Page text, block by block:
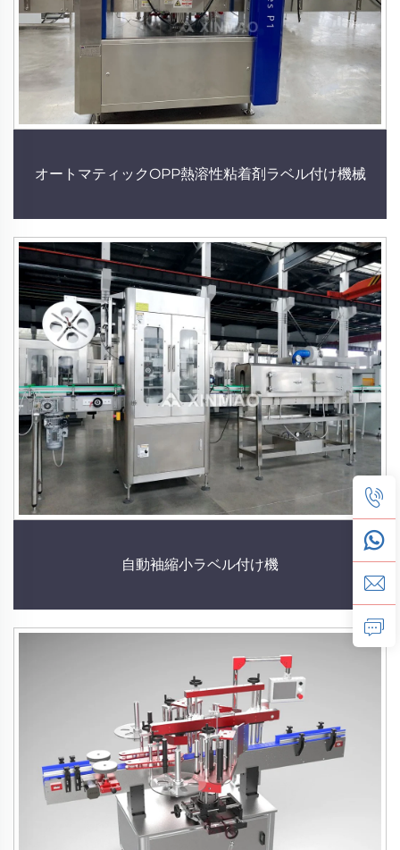
オートマティックOPP熱溶性粘着剤ラベル付け機械
自動袖縮小ラベル付け機